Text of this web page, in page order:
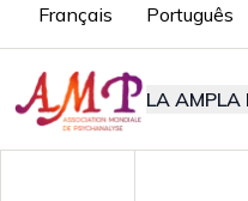
Français Português
LA AMPLA